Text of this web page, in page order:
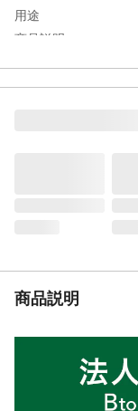
用途
商品説明
成分
商品説明